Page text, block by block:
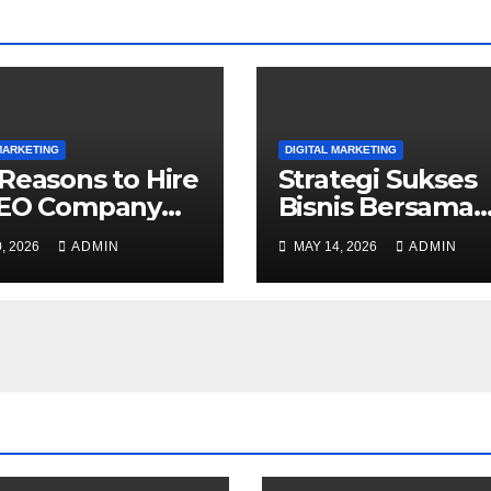
to Hire
Company
Business
2026 ADMIN
DIGITAL MARKETING
Strategi Sukses
Bisnis Bersama
Advertising
Indonesia di Era
Digital
MAY 14, 2026 ADMIN